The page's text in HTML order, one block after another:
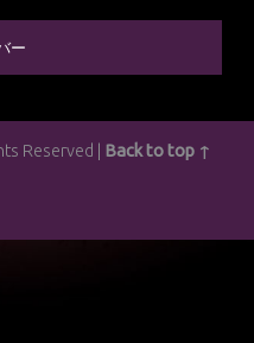
ー
Reserved | Back to top ↑